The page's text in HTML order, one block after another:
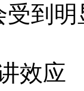
到
效应